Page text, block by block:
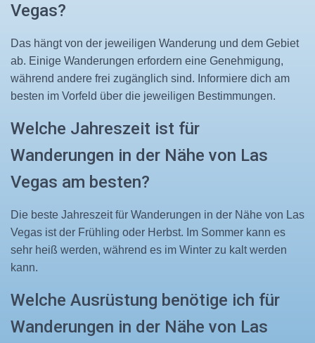
Vegas?
Das hängt von der jeweiligen Wanderung und dem Gebiet
ab. Einige Wanderungen erfordern eine Genehmigung,
während andere frei zugänglich sind. Informiere dich am
besten im Vorfeld über die jeweiligen Bestimmungen.
Welche Jahreszeit ist für
Wanderungen in der Nähe von Las
Vegas am besten?
Die beste Jahreszeit für Wanderungen in der Nähe von Las
Vegas ist der Frühling oder Herbst. Im Sommer kann es
sehr heiß werden, während es im Winter zu kalt werden
kann.
Welche Ausrüstung benötige ich für
Wanderungen in der Nähe von Las